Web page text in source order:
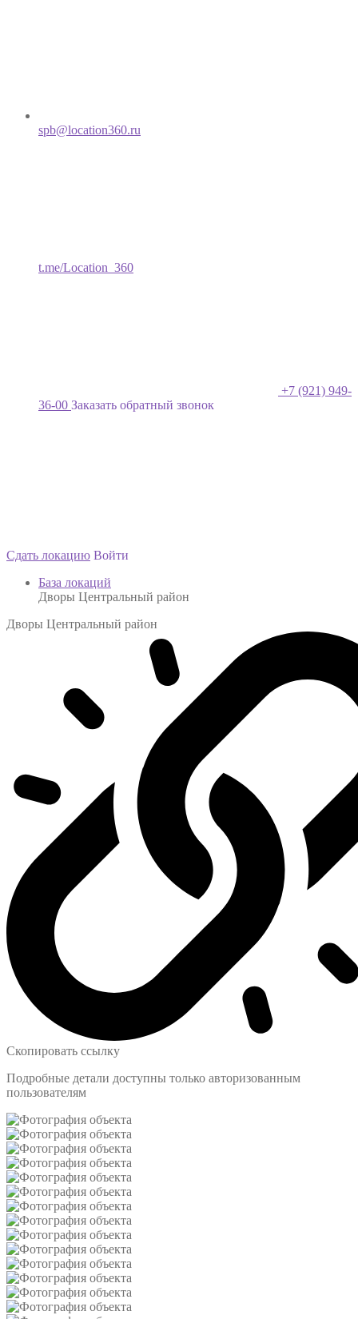
spb@location360.ru
t.me/Location_360
+7 (921) 949-
36-00 Заказать обратный звонок
Сдать локацию Войти
База локаций
Дворы Центральный район
Дворы Центральный район
Скопировать ссылку
Подробные детали доступны только авторизованным
пользователям